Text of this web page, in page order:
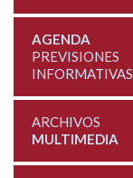
AGENDA
PREVISIONES
INFORMATIVAS
ARCHIVOS
MULTIMEDIA